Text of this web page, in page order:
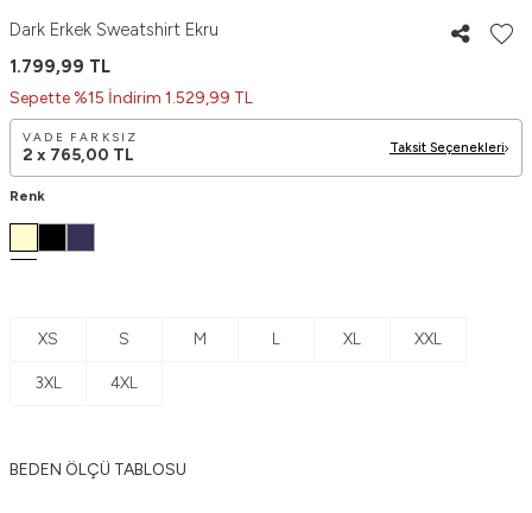
Dark Erkek Sweatshirt Ekru
1.799,99 TL
Sepette %15 İndirim 1.529,99 TL
VADE FARKSIZ
2 x 765,00 TL Taksit Seçenekleri
Renk
XS S M L XL XXL
3XL 4XL
BEDEN ÖLÇÜ TABLOSU